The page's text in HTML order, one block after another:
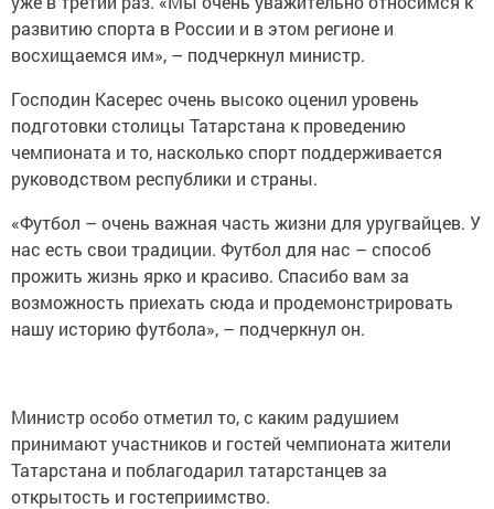
развитию спорта в России и в этом регионе и
восхищаемся им», – подчеркнул министр.
Господин Касерес очень высоко оценил уровень
подготовки столицы Татарстана к проведению
чемпионата и то, насколько спорт поддерживается
руководством республики и страны.
«Футбол – очень важная часть жизни для уругвайцев. У
нас есть свои традиции. Футбол для нас – способ
прожить жизнь ярко и красиво. Спасибо вам за
возможность приехать сюда и продемонстрировать
нашу историю футбола», – подчеркнул он.
Министр особо отметил то, с каким радушием
принимают участников и гостей чемпионата жители
Татарстана и поблагодарил татарстанцев за
открытость и гостеприимство.